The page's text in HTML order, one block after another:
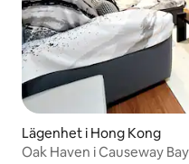
Lägenhet i Hong Kong
Oak Haven i Causeway